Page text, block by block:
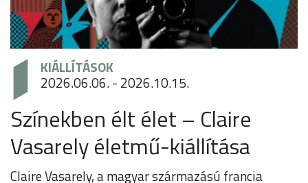
KIÁLLÍTÁSOK
2026.06.06. - 2026.10.15.
Színekben élt élet – Claire
Vasarely életmű-kiállítása
Claire Vasarely, a magyar származású francia